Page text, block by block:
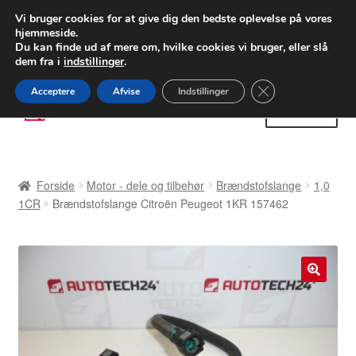
LEVERING fra 55 kr.
FEDEX verdensomspændende forsendelse
80 82 72 02
Spring
til
Spring
til
Betalinger
Klage
Klageprocedure
Forside Motor - dele og tilbehør Brændstofslange
1,0
1CR
Brændstofslange Citroën Peugeot 1KR 157462
🔍
Vi bruger cookies for at give dig den bedste oplevelse på vores
hjemmeside.
Du kan finde ud af mere om, hvilke cookies vi bruger, eller slå
dem fra i indstillinger.
Acceptere Afvise Indstillinger Close GDPR